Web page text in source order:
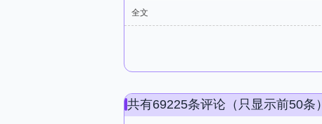
全文
共有69225条评论（只显示前50条）